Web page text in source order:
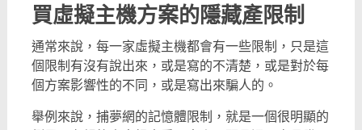
買虛擬主機方案的隱藏產限制
通常來說，每一家虛擬主機都會有一些限制，只是這
個限制有沒有說出來，或是寫的不清楚，或是對於每
個方案影響性的不同，或是寫出來騙人的。
舉例來說，捕夢網的記憶體限制，就是一個很明顯的